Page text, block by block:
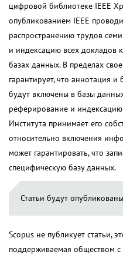
цифровой библиотеке IEEE
опубликованием IEEE
распространению трудов
и индексацию всех
базах данных. В пределах
гарантирует, что аннотация и
будут включены в базы
реферирование и
Института принимает его
относительно включения
может гарантировать, что
специфическую базу данных.
Статьи будут
Scopus не публикует статьи,
поддерживаемая обществом с